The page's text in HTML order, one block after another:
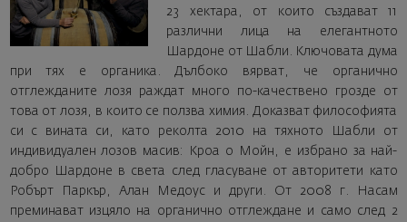
23 хектара, от които създават 11
различни лица на елегантното
Шардоне от Шабли. Ключовата дума
при тях е органика. Дълбоко вярват, че органично
отглежданите лозя раждат много по-качествено грозде от
това от лозя, в които се ползва химия. Доказват философията
си с вината си, като реколта 2010 на тяхното Шабли от
индивидуален лозов масив: Кроа о Мойн, е избрано за най-
добро Шардоне в света след гласуване от авторитети като
Робърт Паркър, Алан Медоус и други. От 2008 г. Насам
преминават изцяло на органично отглеждане и само след 2